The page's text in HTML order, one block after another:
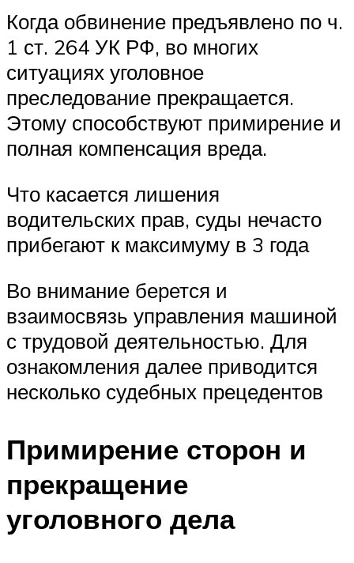
Когда обвинение предъявлено по ч.
1 ст. 264 УК РФ, во многих
ситуациях уголовное
преследование прекращается.
Этому способствуют примирение и
полная компенсация вреда.
Что касается лишения
водительских прав, суды нечасто
прибегают к максимуму в 3 года
Во внимание берется и
взаимосвязь управления машиной
с трудовой деятельностью. Для
ознакомления далее приводится
несколько судебных прецедентов
Примирение сторон и
прекращение
уголовного дела